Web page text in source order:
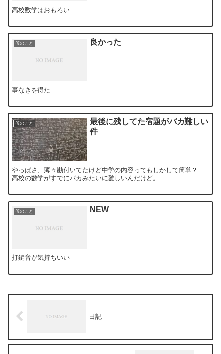
高校数学はおもろい
僕のこと 良かった
事なきを得た
僕のこと
最後に残してた宿題がバカ難しい
件
やっぱさ、薄々勘付いてたけど中学の内容ってもしかして簡単？
高校の数学がすでにバカみたいに難しいんだけど。
僕のこと NEW
打鍵音が気持ちいい
日記